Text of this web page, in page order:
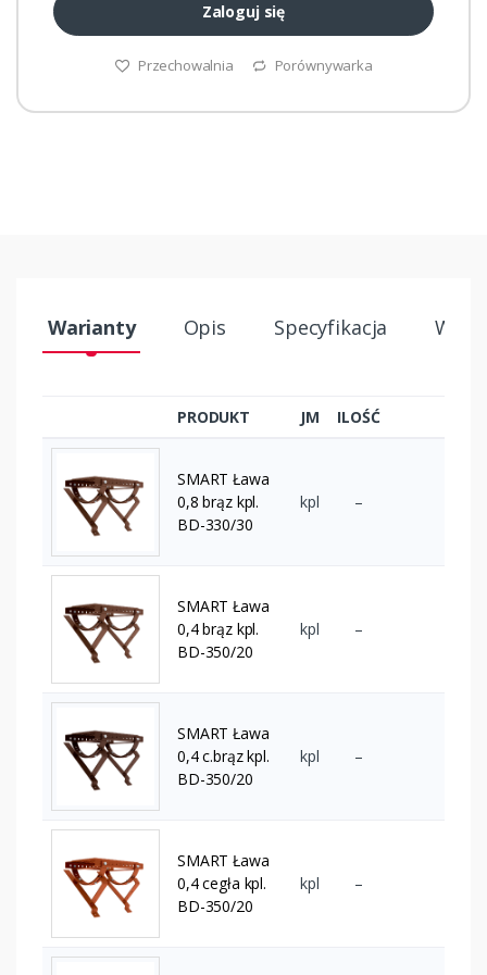
Zaloguj się
Przechowalnia Porównywarka
Warianty Opis Specyfikacja
PRODUKT JM ILOŚĆ
SMART Ława
0,8 brąz kpl.
BD-330/30
kpl –
SMART Ława
0,4 brąz kpl.
BD-350/20
kpl –
SMART Ława
0,4 c.brąz kpl.
BD-350/20
kpl –
SMART Ława
0,4 cegła kpl.
BD-350/20
kpl –